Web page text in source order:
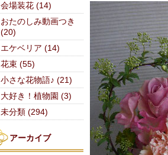
会場装花 (14)
おたのしみ動画つき
(20)
エケベリア (14)
花束 (55)
小さな花物語♪ (21)
大好き！植物園 (3)
未分類 (294)
アーカイブ